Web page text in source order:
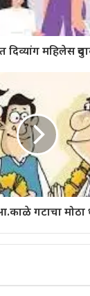
दिव्यांग महिलेस
गटाचा